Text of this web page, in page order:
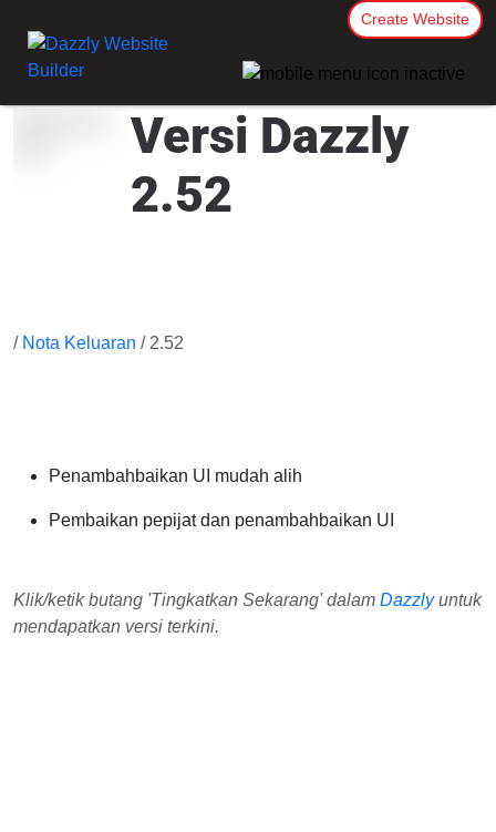
Create Website
Versi Dazzly
2.52
/ Nota Keluaran / 2.52
Penambahbaikan UI mudah alih
Pembaikan pepijat dan penambahbaikan UI
Klik/ketik butang 'Tingkatkan Sekarang' dalam Dazzlyuntuk
mendapatkan versi terkini.